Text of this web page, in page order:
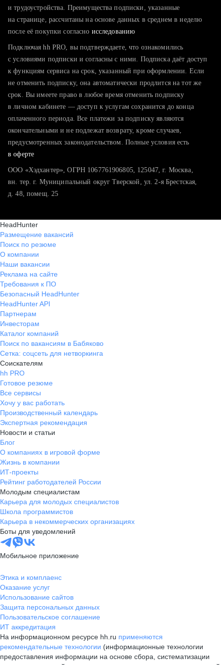
тратите много времени на поиск и вручную поднимаете
хотите сравнить себя с конкурентами и оценить шансы
и трудоустройства. Преимущества подписки, указанные
на странице, рассчитаны на основе данных в среднем в неделю
после её покупки согласно исследованию
Подключая hh PRO, вы подтверждаете, что ознакомились
с условиями подписки и согласны с ними. Подписка даёт доступ
к функциям сервиса на срок, указанный при оформлении. Если
не отменить подписку, она автоматически продлится на тот же
срок. Вы имеете право в любое время отменить подписку
в личном кабинете — доступ к услугам сохранится до конца
оплаченного периода. Все платежи за подписку являются
окончательными и не подлежат возврату, кроме случаев,
предусмотренных законодательством. Полные условия есть
в оферте
ООО «Хэдхантер», ОГРН 1067761906805, 125047, г. Москва,
вн. тер. г. Муниципальный округ Тверской, ул. 2-я Брестская,
д. 48, помещ. 25
HeadHunter
Размещение вакансий
Поиск по резюме
О компании
Наши вакансии
Реклама на сайте
Требования к ПО
Безопасный HeadHunter
HeadHunter API
Партнерам
Инвесторам
Каталог компаний
Поиск по вакансиям в Бабяково
Сетка: соцсеть для нетворкинга
Соискателям
hh PRO
Готовое резюме
Все сервисы
Хочу у вас работать
Производственный календарь
Экспертная рекомендация
Новости и статьи
Блог
О компаниях в игровой форме
Жизнь в компании
ИТ-проекты
Рейтинг работодателей России
Молодым специалистам
Карьера для молодых специалистов
Школа программистов
Карьера в некоммерческих организациях
Боты для уведомлений
Мобильное приложение
Этика и комплаенс
Оказание услуг
Использование сайтов
Защита персональных данных
Пользовательское соглашение
ИТ аккредитация
На информационном ресурсе hh.ru применяются
рекомендательные технологии (информационные технологии
предоставления информации на основе сбора, систематизации